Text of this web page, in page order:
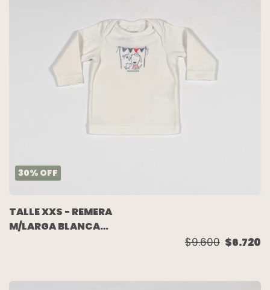
30% OFF
TALLE XXS - REMERA
M/LARGA BLANCA
$9.600 $6.720